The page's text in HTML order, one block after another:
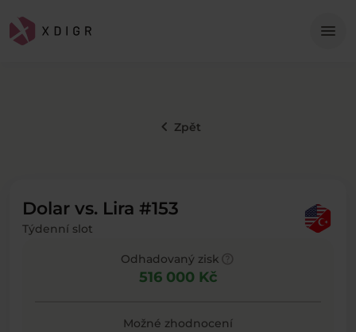
menu
keyboard_arrow_left Zpět
Dolar vs. Lira #153
Týdenní slot
Odhadovaný zisk
516 000 Kč
Možné zhodnocení